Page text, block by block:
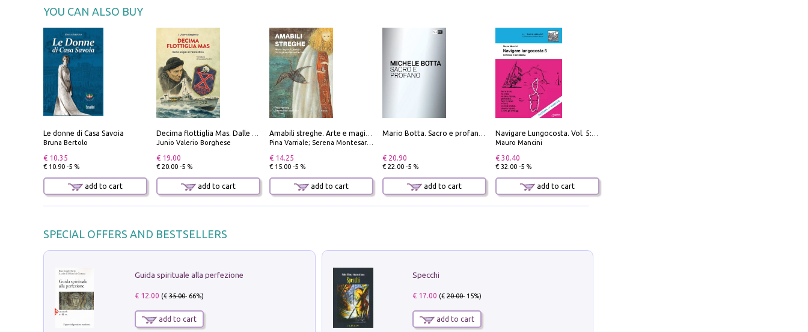
YOU CAN ALSO BUY
Le donne di Casa Savoia
Bruna Bertolo
€ 10.35
€ 10.90 -5 %
add to cart
Junio Valerio Borghese
€ 19.00
€ 20.00 -5 %
add to cart
Pina Varriale; Serena Montesarchio
€ 14.25
€ 15.00 -5 %
add to cart
€ 20.90
€ 22.00 -5 %
add to cart
Mauro Mancini
€ 30.40
€ 32.00 -5 %
add to cart
SPECIAL OFFERS AND BESTSELLERS
Guida spirituale alla perfezione
€ 12.00 (€35.00- 66%)
add to cart
Specchi
€ 17.00 (€20.00- 15%)
add to cart